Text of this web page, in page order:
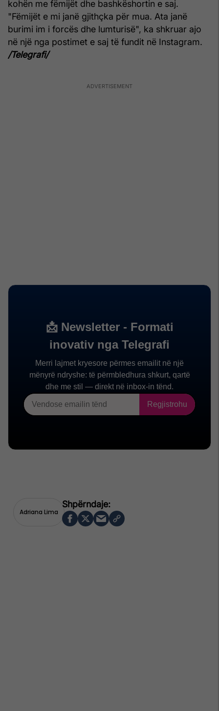
kohën me fëmijët dhe bashkëshortin e saj.
"Fëmijët e mi janë gjithçka për mua. Ata janë
burimi im i forcës dhe lumturisë", ka shkruar ajo
në një nga postimet e saj të fundit në Instagram.
/Telegrafi/
Adriana Lima